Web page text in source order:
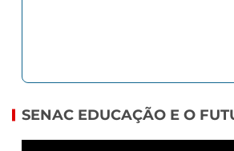
SENAC EDUCAÇÃO E O